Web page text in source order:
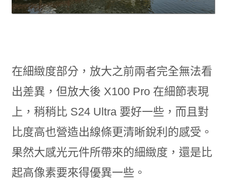
在細緻度部分，放大之前兩者完全無法看
出差異，但放大後 X100 Pro 在細節表現
上，稍稍比 S24 Ultra 要好一些，而且對
比度高也營造出線條更清晰銳利的感受。
果然大感光元件所帶來的細緻度，還是比
起高像素要來得優異一些。